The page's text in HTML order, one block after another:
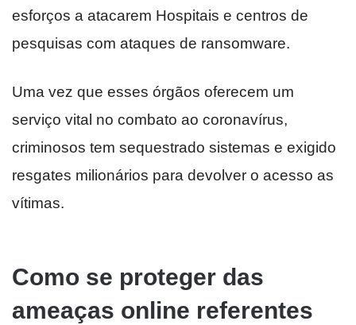
esforços a atacarem Hospitais e centros de
pesquisas com ataques de ransomware.
Uma vez que esses órgãos oferecem um
serviço vital no combato ao coronavírus,
criminosos tem sequestrado sistemas e exigido
resgates milionários para devolver o acesso as
vítimas.
Como se proteger das
ameaças online referentes